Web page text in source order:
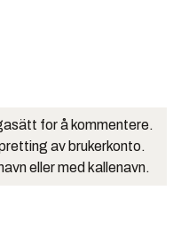
for å kommentere.
av brukerkonto.
eller med kallenavn.